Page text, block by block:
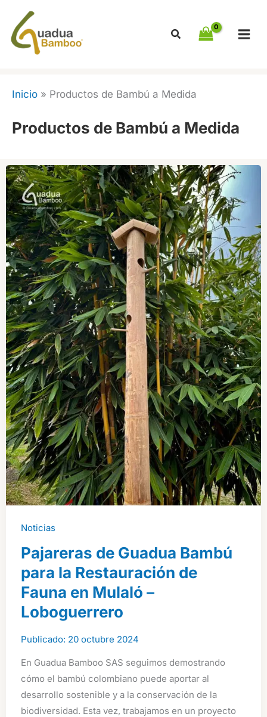
contenido
Inicio » Productos de Bambú a Medida
Productos de Bambú a Medida
Noticias
Pajareras de Guadua Bambú
para la Restauración de
Fauna en Mulaló –
Loboguerrero
20 octubre 2024
En Guadua Bamboo SAS seguimos demostrando
cómo el bambú colombiano puede aportar al
desarrollo sostenible y a la conservación de la
biodiversidad. Esta vez, trabajamos en un proyecto